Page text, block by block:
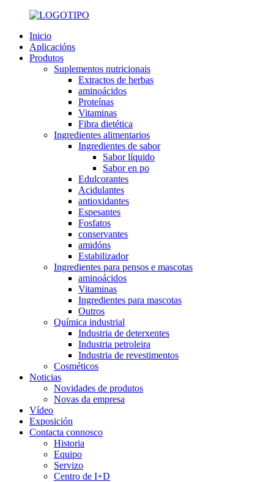
Inicio
Aplicacións
Produtos
Suplementos nutricionais
Extractos de herbas
aminoácidos
Proteínas
Vitaminas
Fibra dietética
Ingredientes alimentarios
Ingredientes de sabor
Sabor líquido
Sabor en po
Edulcorantes
Acidulantes
antioxidantes
Espesantes
Fosfatos
conservantes
amidóns
Estabilizador
Ingredientes para pensos e mascotas
aminoácidos
Vitaminas
Ingredientes para mascotas
Outros
Química industrial
Industria de deterxentes
Industria petroleira
Industria de revestimentos
Cosméticos
Noticias
Novidades de produtos
Novas da empresa
Vídeo
Exposición
Contacta connosco
Historia
Equipo
Servizo
Centro de I+D